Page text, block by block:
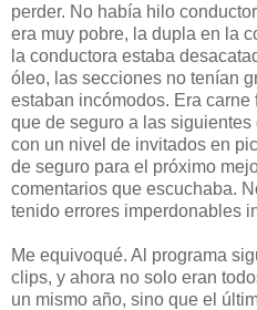
perder. No había hilo
era muy pobre, la dupla en la
la conductora estaba
óleo, las secciones no tenían
estaban incómodos. Era
que de seguro a las
con un nivel de invitados en
de seguro para el próximo
comentarios que escuchaba.
tenido errores imperdonables
Me equivoqué. Al programa
clips, y ahora no solo eran
un mismo año, sino que el